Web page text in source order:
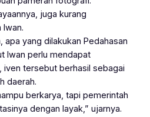
juga kurang
Iwan.
apa yang dilakukan Pedahasan
Iwan perlu mendapat
iven tersebut berhasil sebagai
daerah.
berkarya, tapi pemerintah
dengan layak,” ujarnya.